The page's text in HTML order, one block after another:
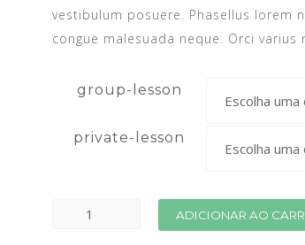
vestibulum posuere. Phasellus
congue malesuada neque. Orci varius
group-lesson
private-lesson
ADICIONAR AO